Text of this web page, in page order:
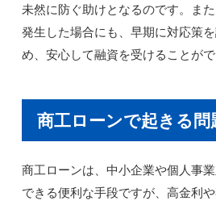
未然に防ぐ助けとなるのです。ま
発生した場合にも、早期に対応策
め、安心して融資を受けることがで
商工ローンで起きる
商工ローンは、中小企業や個人事
できる便利な手段ですが、高金利